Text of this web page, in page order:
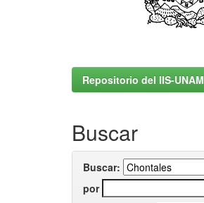
Repositorio del IIS-UNAM
Buscar
Buscar:
por